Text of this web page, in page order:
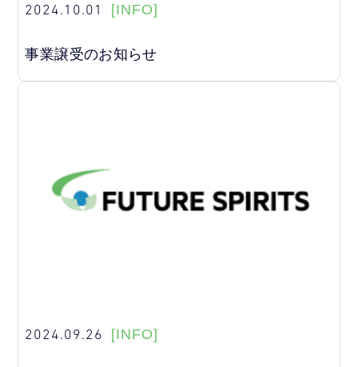
2024.10.01 [INFO]
事業譲受のお知らせ
2024.09.26 [INFO]